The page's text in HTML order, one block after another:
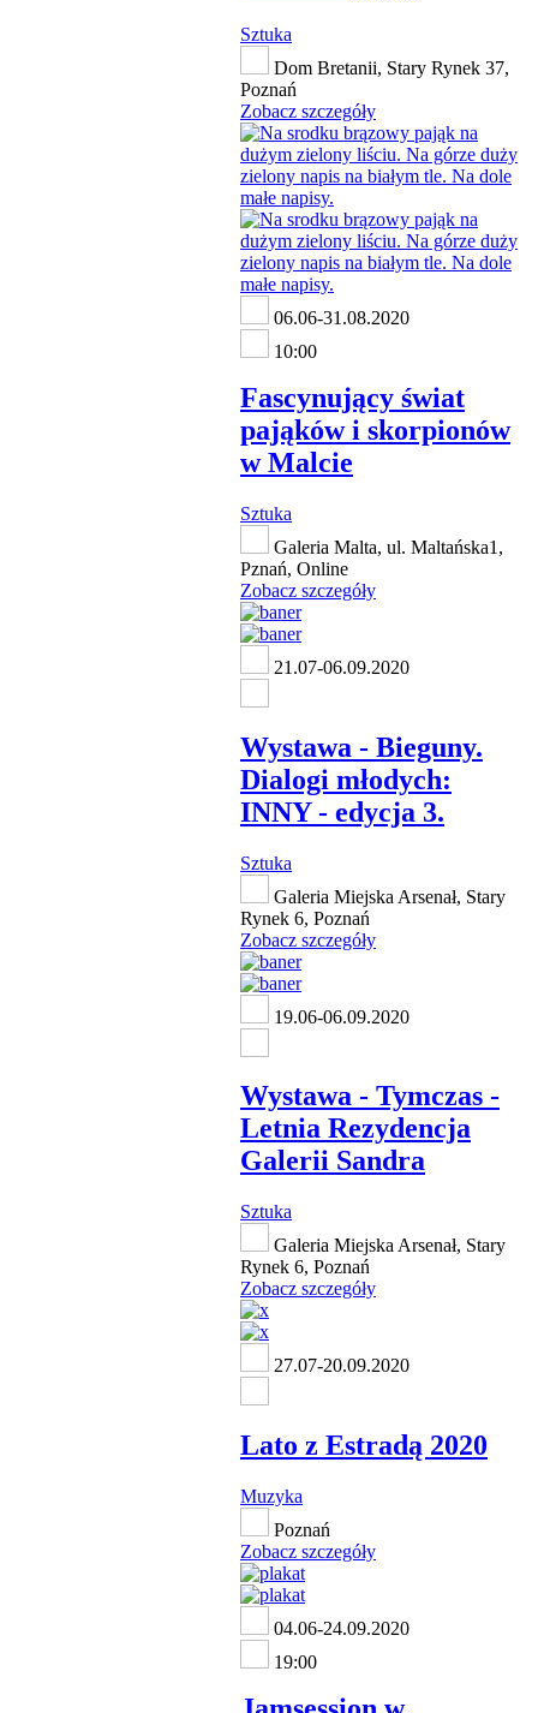
Sztuka
Dom Bretanii, Stary Rynek 37,
Poznań
Zobacz szczegóły
06.06-31.08.2020
10:00
Fascynujący świat
pająków i skorpionów
w Malcie
Sztuka
Galeria Malta, ul. Maltańska1,
Pznań, Online
Zobacz szczegóły
21.07-06.09.2020
Wystawa - Bieguny.
Dialogi młodych:
INNY - edycja 3.
Sztuka
Galeria Miejska Arsenał, Stary
Rynek 6, Poznań
Zobacz szczegóły
19.06-06.09.2020
Wystawa - Tymczas -
Letnia Rezydencja
Galerii Sandra
Sztuka
Galeria Miejska Arsenał, Stary
Rynek 6, Poznań
Zobacz szczegóły
27.07-20.09.2020
Lato z Estradą 2020
Muzyka
Poznań
Zobacz szczegóły
04.06-24.09.2020
19:00